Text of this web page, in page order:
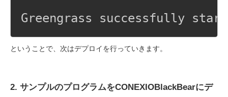
Greengrass successfully
ということで、次はデプロイを行っていきます。
2. サンプルのプログラムをCONEXIOBlackBearにデ